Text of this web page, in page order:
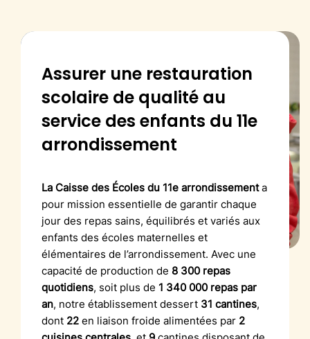
Assurer une restauration
scolaire de qualité au
service des enfants du 11e
arrondissement
La Caisse des Écoles du 11e arrondissementa
pour mission essentielle de garantir chaque
jour des repas sains, équilibrés et variés aux
enfants des écoles maternelles et
élémentaires de l’arrondissement. Avec une
capacité de production de 8 300 repas
quotidiens, soit plus de 1 340 000 repas par
an, notre établissement dessert 31 cantines,
dont 22 en liaison froide alimentées par 2